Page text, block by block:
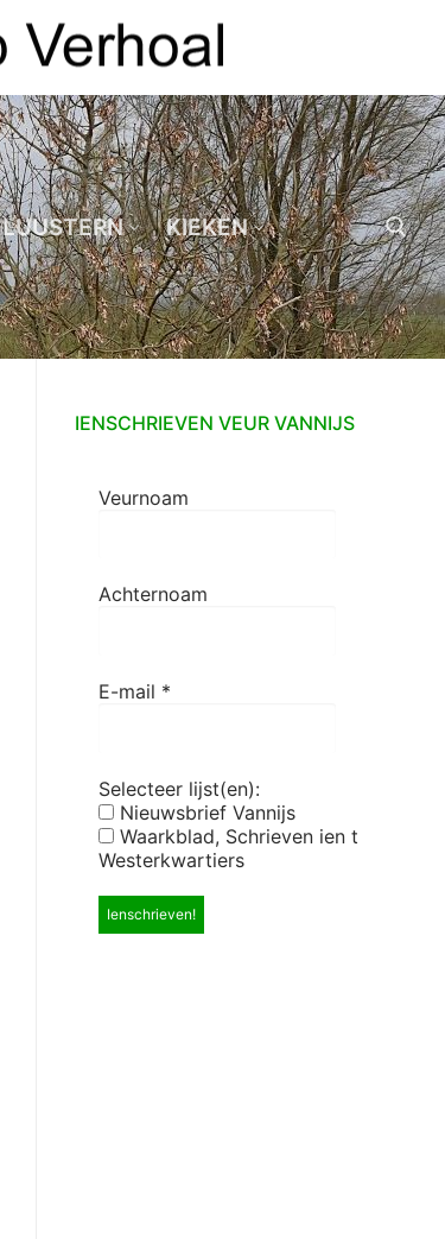
LUUSTERN KIEKEN
Zoeken naar:
IENSCHRIEVEN VEUR VANNIJS
Veurnoam
Achternoam
E-mail *
Selecteer lijst(en):
Nieuwsbrief Vannijs
Waarkblad, Schrieven ien t
Westerkwartiers